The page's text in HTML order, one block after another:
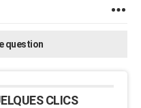
question
CLICS